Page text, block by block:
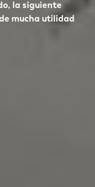
la siguiente
mucha utilidad